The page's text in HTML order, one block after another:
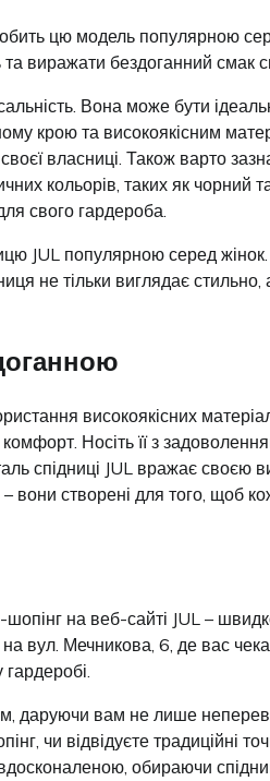
цю модель популярною
виражати бездоганний смак
Вона може бути
крою та високоякісним
власниці. Також варто
кольорів, таких як чорний
свого гардероба.
JUL популярною серед
не тільки виглядає
високоякісних
Носіть її з
спідниці JUL вражає своєю
вони створені для того, щоб
на веб-сайті JUL –
вул. Мечникова, 6, де вас
даруючи вам не лише
чи відвідуєте традиційні
обираючи